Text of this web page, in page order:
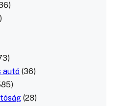
autó (36)
(28)